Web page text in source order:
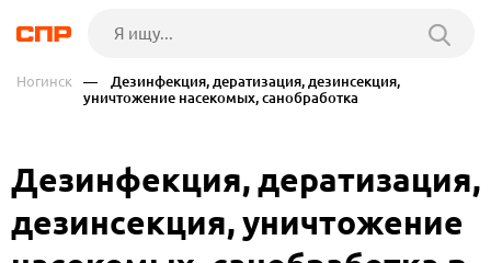
Ногинск
— Дезинфекция, дератизация, дезинсекция,
уничтожение насекомых, санобработка
Дезинфекция, дератизация,
дезинсекция, уничтожение